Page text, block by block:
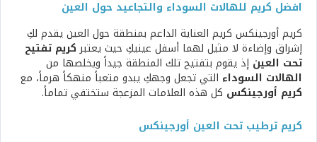
افضل كريم للهالات السوداء والتجاعيد حول العين
كريم أورجينكس كريم العناية الداعم بمنطقة حول العين يقدم لكِ
إشراق وإضاءة لا مثيل لهما أسفل عينيكِ حيث يعتبر كريم تفتيح
تحت العين إذ يقوم بتفتيح تلك المنطقة جيداً ويخلصها من
الهالات السوداء التي تجعل وجهكِ يبدو متعباً منهكاً هرماً، مع
كريم أورجينكس كل هذه العلامات المزعجة ستختفي تماماً.
كريم ترطيب تحت العين أورجينكس